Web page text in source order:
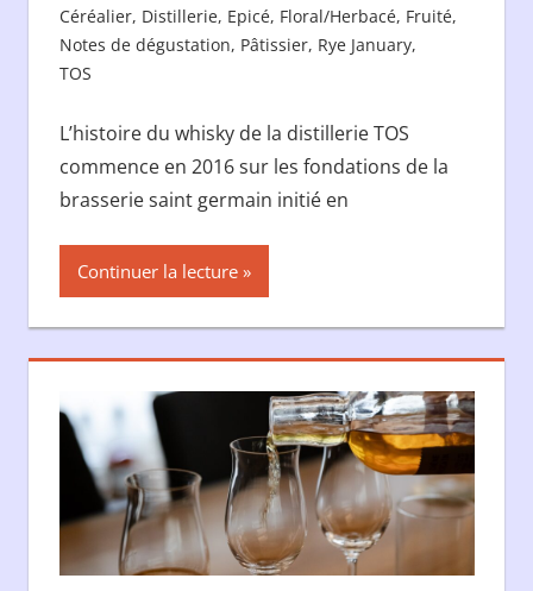
Céréalier, Distillerie, Epicé, Floral/Herbacé, Fruité,
Notes de dégustation, Pâtissier, Rye January,
TOS
L’histoire du whisky de la distillerie TOS
commence en 2016 sur les fondations de la
brasserie saint germain initié en
Continuer la lecture